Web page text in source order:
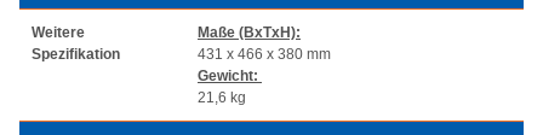
Weitere
Spezifikation
Maße (BxTxH):
431 x 466 x 380 mm
Gewicht:
21,6 kg